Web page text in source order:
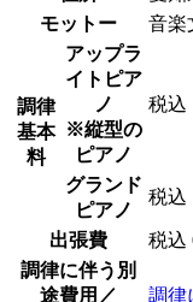
モットー
音楽
調律
基本
料
アップラ
イトピア
ノ
※縦型の
ピアノ
税込
グランド
ピアノ
税込
出張費 税込
調律に伴う別
途費用／
調律